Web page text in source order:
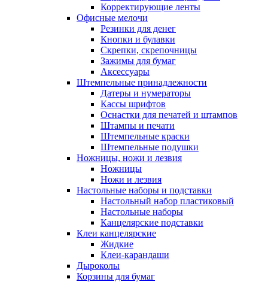
Корректирующие ленты
Офисные мелочи
Резинки для денег
Кнопки и булавки
Скрепки, скрепочницы
Зажимы для бумаг
Аксессуары
Штемпельные принадлежности
Датеры и нумераторы
Кассы шрифтов
Оснастки для печатей и штампов
Штампы и печати
Штемпельные краски
Штемпельные подушки
Ножницы, ножи и лезвия
Ножницы
Ножи и лезвия
Настольные наборы и подставки
Настольный набор пластиковый
Настольные наборы
Канцелярские подставки
Клеи канцелярские
Жидкие
Клеи-карандаши
Дыроколы
Корзины для бумаг